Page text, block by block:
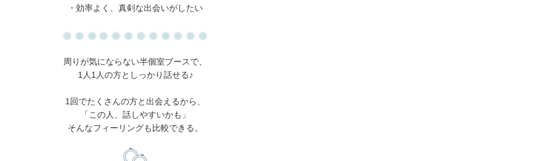
・効率よく、真剣な出会いがしたい
周りが気にならない半個室ブースで、
1人1人の方としっかり話せる♪
1回でたくさんの方と出会えるから、
「この人、話しやすいかも」
そんなフィーリングも比較できる。